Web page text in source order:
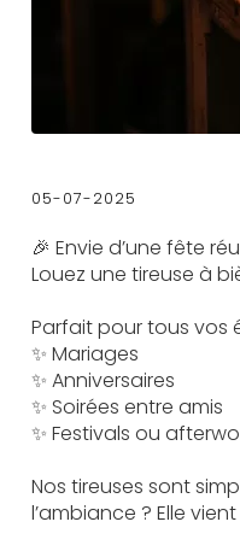
05-07-2025
🎉 Envie d’une fête
Louez une tireuse à
Parfait pour tous vos
✨ Mariages
✨ Anniversaires
✨ Soirées entre amis
✨ Festivals ou
Nos tireuses sont
l’ambiance ? Elle